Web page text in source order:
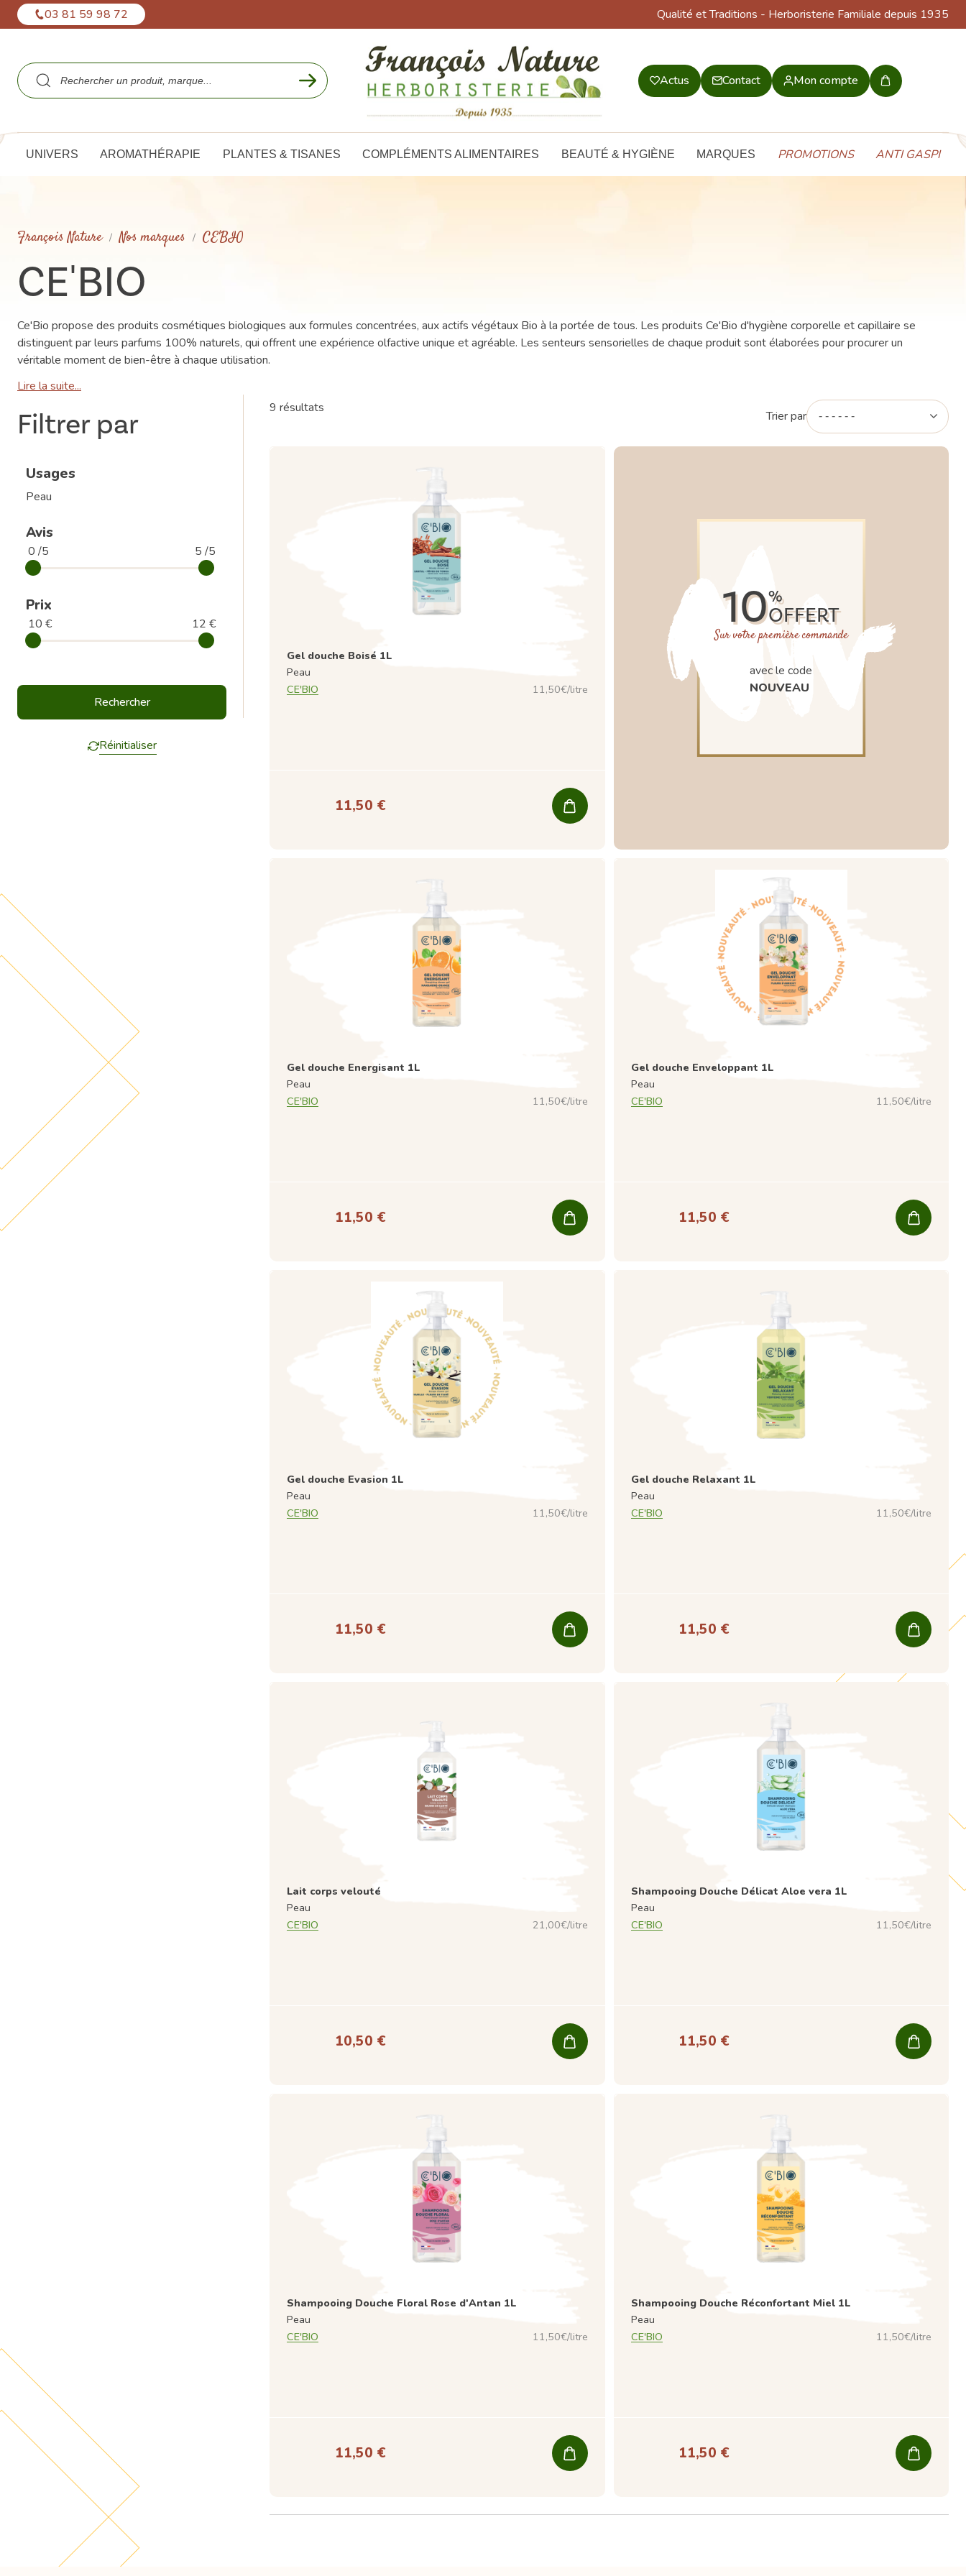
03 81 59 98 72 Qualité et Traditions - Herboristerie Familiale depuis 1935
Actus Contact Mon compte
Mon
UNIVERS AROMATHÉRAPIE PLANTES & TISANES COMPLÉMENTS ALIMENTAIRES BEAUTÉ & HYGIÈNE MARQUES PROMOTIONS ANTI GASPI
François Nature Nos marques CE'BIO
CE'BIO
Ce'Bio propose des produits cosmétiques biologiques aux formules concentrées, aux actifs végétaux Bio à la portée de tous. Les produits Ce'Bio d'hygiène corporelle et capillaire se
distinguent par leurs parfums 100% naturels, qui offrent une expérience olfactive unique et agréable. Les senteurs sensorielles de chaque produit sont élaborées pour procurer un
véritable moment de bien-être à chaque utilisation.
Lire la suite...
Filtrer par
Usages
Peau
Avis
0 /5 5 /5
Prix
10 € 12 €
Réinitialiser
9 résultats
Trier par
Gel douche Boisé 1L
Peau
CE'BIO
11,50€/litre
11,50 €
10%
OFFERT
Sur votre première commande
avec le code
NOUVEAU
Gel douche Energisant 1L
Peau
CE'BIO
11,50€/litre
11,50 €
Gel douche Enveloppant 1L
Peau
CE'BIO
11,50€/litre
11,50 €
Gel douche Evasion 1L
Peau
CE'BIO
11,50€/litre
11,50 €
Gel douche Relaxant 1L
Peau
CE'BIO
11,50€/litre
11,50 €
Lait corps velouté
Peau
CE'BIO
21,00€/litre
10,50 €
Shampooing Douche Délicat Aloe vera 1L
Peau
CE'BIO
11,50€/litre
11,50 €
Shampooing Douche Floral Rose d'Antan 1L
Peau
CE'BIO
11,50€/litre
11,50 €
Shampooing Douche Réconfortant Miel 1L
Peau
CE'BIO
11,50€/litre
11,50 €
Panneau de gestion des cookies